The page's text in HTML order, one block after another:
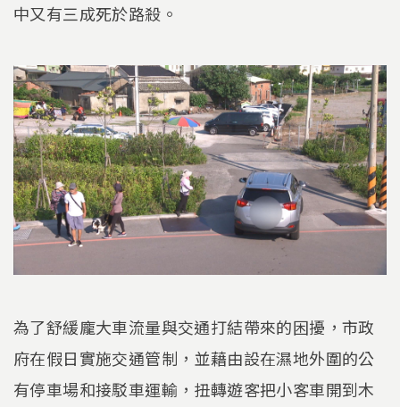
中又有三成死於路殺。
為了舒緩龐大車流量與交通打結帶來的困擾，市政
府在假日實施交通管制，並藉由設在濕地外圍的公
有停車場和接駁車運輸，扭轉遊客把小客車開到木